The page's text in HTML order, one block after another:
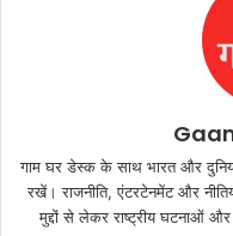
गाम घर डेस्क के साथ भारत और
रखें। राजनीति, एंटरटेनमेंट और
मुद्दों से लेकर राष्ट्रीय घटनाओं